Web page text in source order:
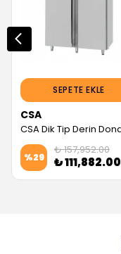
SEPETE EKLE
CSA
%29
₺ 157,952.00
₺ 111,882.00